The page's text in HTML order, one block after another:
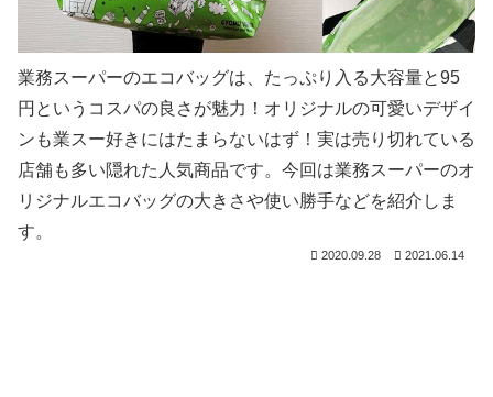
業務スーパーのエコバッグは、たっぷり入る大容量と95
円というコスパの良さが魅力！オリジナルの可愛いデザイ
ンも業スー好きにはたまらないはず！実は売り切れている
店舗も多い隠れた人気商品です。今回は業務スーパーのオ
リジナルエコバッグの大きさや使い勝手などを紹介しま
す。
2020.09.28 2021.06.14